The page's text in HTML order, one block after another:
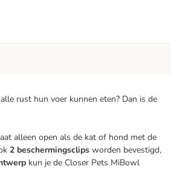
rust hun voer kunnen eten? Dan is de
alleen open als de kat of hond met de
2 beschermingsclips worden bevestigd,
kun je de Closer Pets MiBowl